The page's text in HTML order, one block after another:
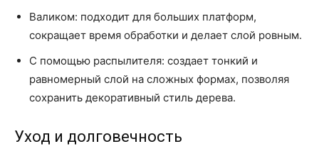
Валиком: подходит для больших платформ,
сокращает время обработки и делает слой ровным.
С помощью распылителя: создает тонкий и
равномерный слой на сложных формах, позволяя
сохранить декоративный стиль дерева.
Уход и долговечность